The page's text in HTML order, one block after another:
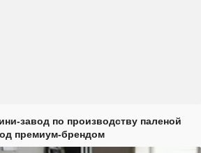
завод по производству паленой
премиум-брендом